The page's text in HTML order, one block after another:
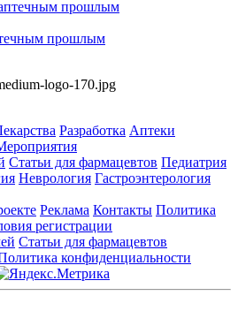
прошлым
Разработка Аптеки
Статьи для фармацевтов Педиатрия
Неврология Гастроэнтерология
Реклама Контакты Политика
регистрации
Статьи для фармацевтов
конфиденциальности